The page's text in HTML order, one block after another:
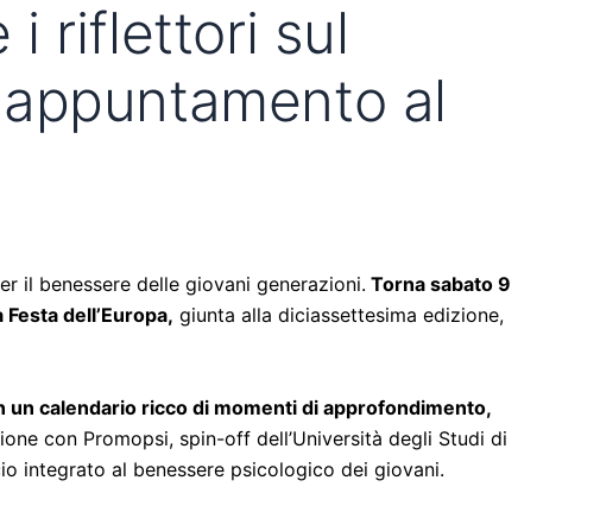
i riflettori sul
al
il benessere delle giovani generazioni. Torna sabato 9
dell’Europa, giunta alla diciassettesima edizione,
un calendario ricco di momenti di approfondimento,
con Promopsi, spin-off dell’Università degli Studi di
integrato al benessere psicologico dei giovani.